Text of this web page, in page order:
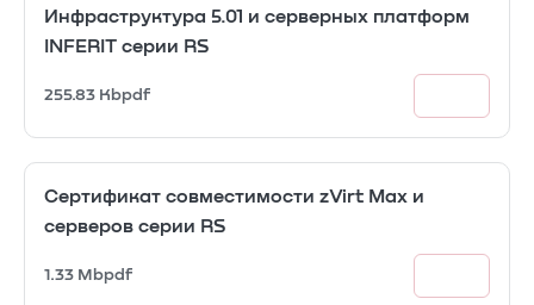
Инфраструктура 5.01 и серверных платформ
INFERIT серии RS
255.83 Kbpdf
Сертификат совместимости zVirt Max и
серверов серии RS
1.33 Mbpdf